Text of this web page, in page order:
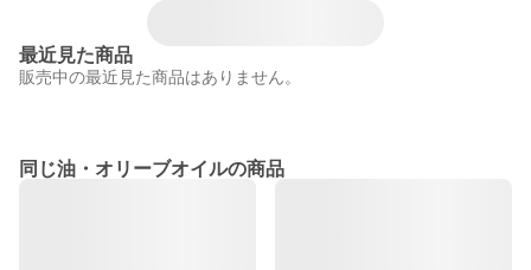
最近見た商品
販売中の最近見た商品はありません。
同じ油・オリーブオイルの商品